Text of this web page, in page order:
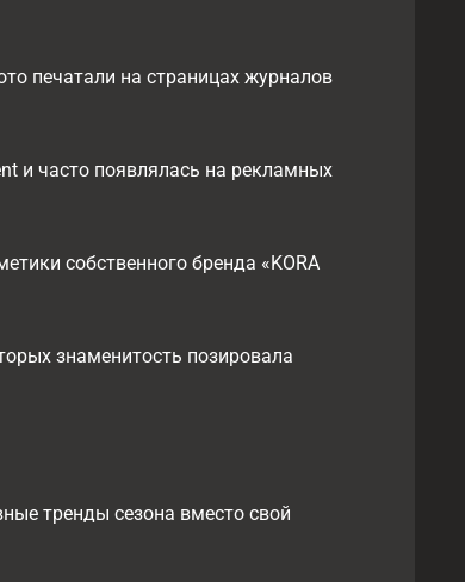
печатали на страницах журналов
и часто появлялась на рекламных
собственного бренда «KORA
знаменитость позировала
тренды сезона вместо свой